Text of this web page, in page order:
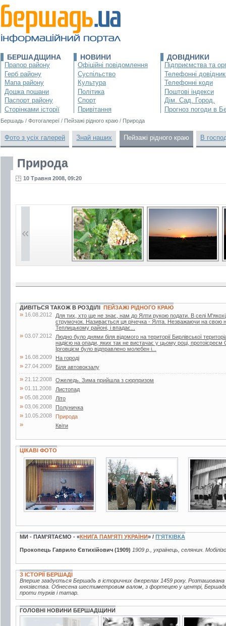
БЕРШАДЩИНА
Прапор району
Герб району
Мапа району
Дошка пошани
Паспорт району
Сторінками історії
НОВИНИ
Офіційні повідомлення
Суспільство
Культура
Політика
Спорт
Привітання
ДОВІДНИКИ
Підприємства та
Телефонні
Телефонні коди
Поштові індекси
Дім. Сад. Город.
Прогноз погоди в
Бершадь / Фотогалереї / Пейзажі рідного краю / Природа
Фото з усіх галерей Знай наших Пейзажі рідного краю В
Природа
10 Травня 2008, 09:20
ДИВІТЬСЯ ТАКОЖ В РОЗДІЛІ ПЕЙЗАЖІ РІДНОГО КРАЮ
» 16.08.2012
Для тих, хто ще не знає, нам до Ялти рукою подати. В селі
струмочок. Називається ця річечка - Ялта. Незважаючи на свою
Теплицькому районі, і впадає...
» 03.07.2012
Людно було днями біля відомого на території Бирлівської
надією на опади, яких так не вистачає у цьому році, протоієреєм
Ірговцієм було відправлено молебен і...
» 16.08.2009 На городі
» 27.04.2009 Біля автовокзалу
» 21.12.2008 Ожеледь. Зима прийшла з сюрпризом
» 01.11.2008 Листопад
» 05.08.2008 Літо
» 03.06.2008 Полуничка
» 10.05.2008 Природа
» Квіти
ЦІКАВІ ФОТО
3 фото 7 фото 2 фото
МИ - ПАМ’ЯТАЄМО - «КНИГА ПАМ’ЯТІ УКРАЇНИ» / П'ЯТКІВКА
Прокопець Гаврило Євтихійович (1909) 1909 р., українець, селянин.
З ІСТОРІЇ БЕРШАДІ
Вперше згадується Бершадь в історичних джерелах 1459 року. Розташована
князівства. Обнесена шестиметровим валом, з фортецею у центрі,
проти турків і татар.
ГОЛОВНІ НОВИНИ БЕРШАДЩИНИ